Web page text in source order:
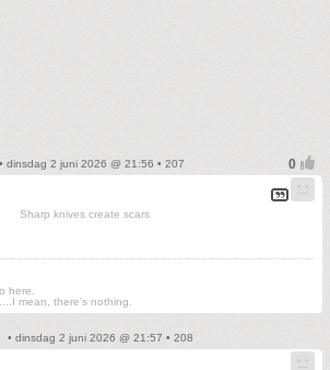
• dinsdag 2 juni 2026 @ 21:56 • 207
Sharp knives create scars
here.
mean, there's nothing.
• dinsdag 2 juni 2026 @ 21:57 • 208